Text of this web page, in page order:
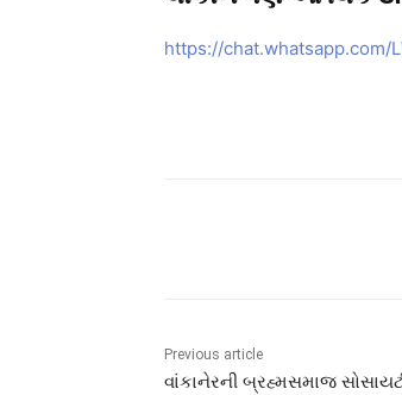
https://chat.whatsapp.com/
Previous article
વાંકાનેરની બ્રહ્મસમાજ